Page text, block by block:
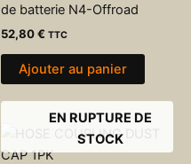
de batterie N4-Offroad
52,80€ TTC
Ajouter au panier
EN RUPTURE DE
STOCK